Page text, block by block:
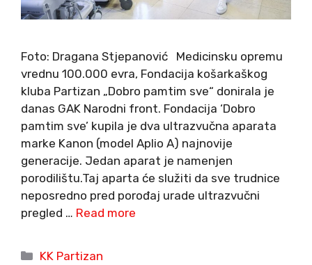
Foto: Dragana Stjepanović Medicinsku opremu
vrednu 100.000 evra, Fondacija košarkaškog
kluba Partizan „Dobro pamtim sve“ donirala je
danas GAK Narodni front. Fondacija ‘Dobro
pamtim sve’ kupila je dva ultrazvučna aparata
marke Kanon (model Aplio A) najnovije
generacije. Jedan aparat je namenjen
porodilištu.Taj aparta će služiti da sve trudnice
neposredno pred porođaj urade ultrazvučni
pregled … Read more
Categories
KK Partizan